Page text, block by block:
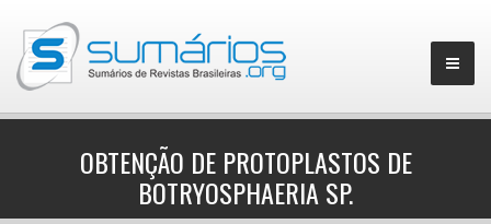
OBTENÇÃO DE PROTOPLASTOS DE
BOTRYOSPHAERIA SP.